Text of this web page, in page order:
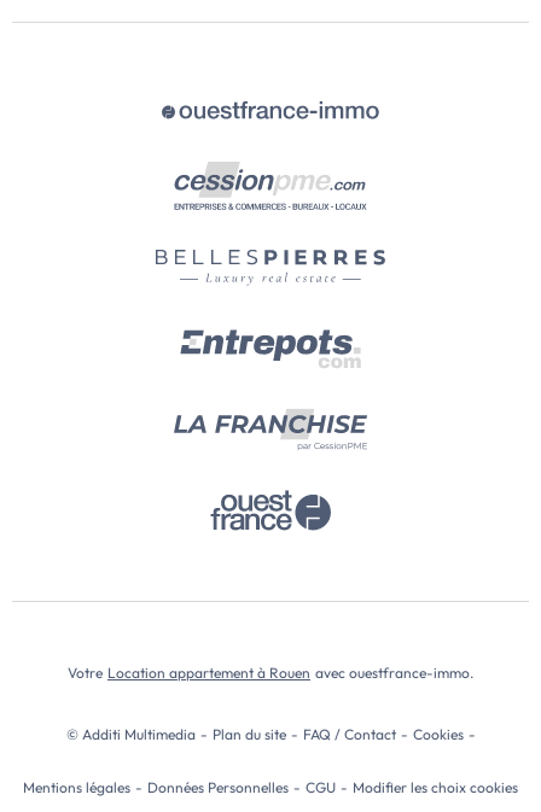
Votre Location appartement à Rouen avec ouestfrance-immo.
© Additi Multimedia - Plan du site - FAQ / Contact - Cookies -
Mentions légales - Données Personnelles - CGU - Modifier les choix cookies